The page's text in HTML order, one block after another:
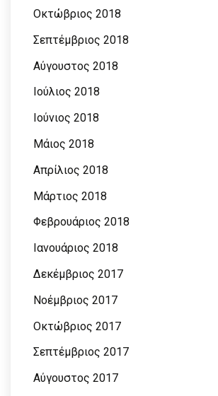
Οκτώβριος 2018
Σεπτέμβριος 2018
Αύγουστος 2018
Ιούλιος 2018
Ιούνιος 2018
Μάιος 2018
Απρίλιος 2018
Μάρτιος 2018
Φεβρουάριος 2018
Ιανουάριος 2018
Δεκέμβριος 2017
Νοέμβριος 2017
Οκτώβριος 2017
Σεπτέμβριος 2017
Αύγουστος 2017